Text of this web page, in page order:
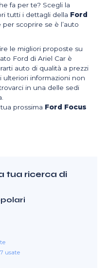
fa per te? Scegli la
tutti i dettagli della Ford
scoprire se è l’auto
le migliori proposte su
Ford di Ariel Car è
auto di qualità a prezzi
ulteriori informazioni non
in una delle sedi
prossima Ford Focus
tua ricerca di
usate